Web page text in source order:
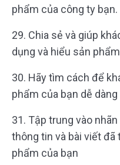
phẩm của công ty bạn.
29. Chia sẻ và giúp
dụng và hiểu sản
30. Hãy tìm cách để
phẩm của bạn dễ
31. Tập trung vào
thông tin và bài viết đã
phẩm của bạn